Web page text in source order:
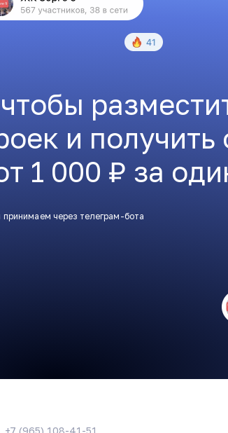
и получить
1 000 ₽ за
принимаем через телеграм-бота
+7 (965) 108-41-51